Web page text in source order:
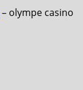
– olympe casino